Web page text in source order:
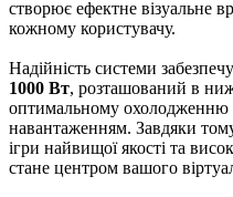
створює ефектне візуальне
кожному користувачу.
Надійність системи
1000 Вт, розташований в
оптимальному охолодженню
навантаженням. Завдяки
ігри найвищої якості та
стане центром вашого